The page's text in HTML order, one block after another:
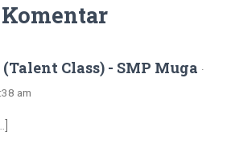
Komentar
Class) - SMP Muga ·
am